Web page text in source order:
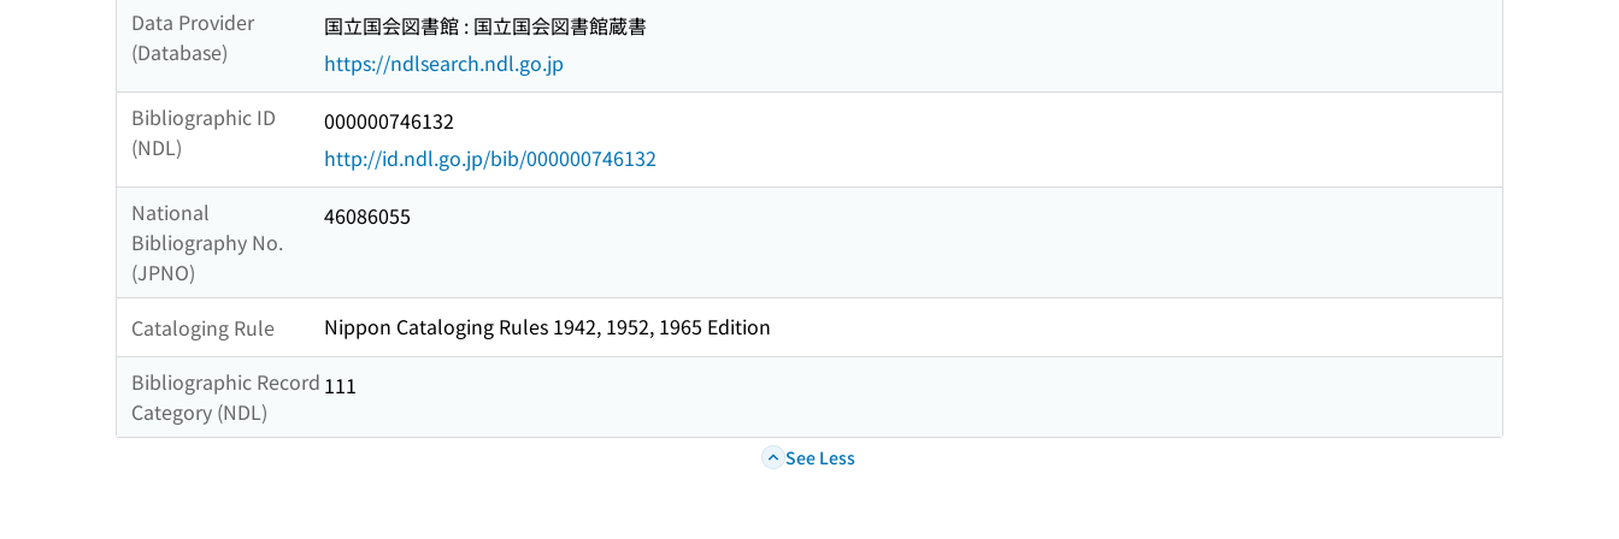
Data Provider
(Database)
国立国会図書館 : 国立国会図書館蔵書
https://ndlsearch.ndl.go.jp
Bibliographic ID
(NDL)
000000746132
http://id.ndl.go.jp/bib/000000746132
National
Bibliography No.
(JPNO)
46086055
Cataloging Rule
Nippon Cataloging Rules 1942, 1952, 1965 Edition
Bibliographic Record
Category (NDL)
111
See Less